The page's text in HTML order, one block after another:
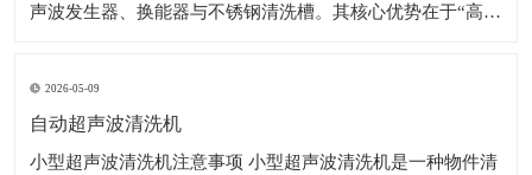
声波发生器、换能器与不锈钢清洗槽。其核心优势在于“高效
件表面的油污、粉尘、碎屑等各类污染物。设备操作极其简
便，用户只需加入清洗液、设置时间与
2026-05-09
自动超声波清洗机
小型超声波清洗机注意事项 小型超声波清洗机是一种物件清